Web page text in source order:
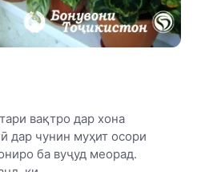
вақтро дар хона
дар чунин муҳит осори
ба вуҷуд меорад.